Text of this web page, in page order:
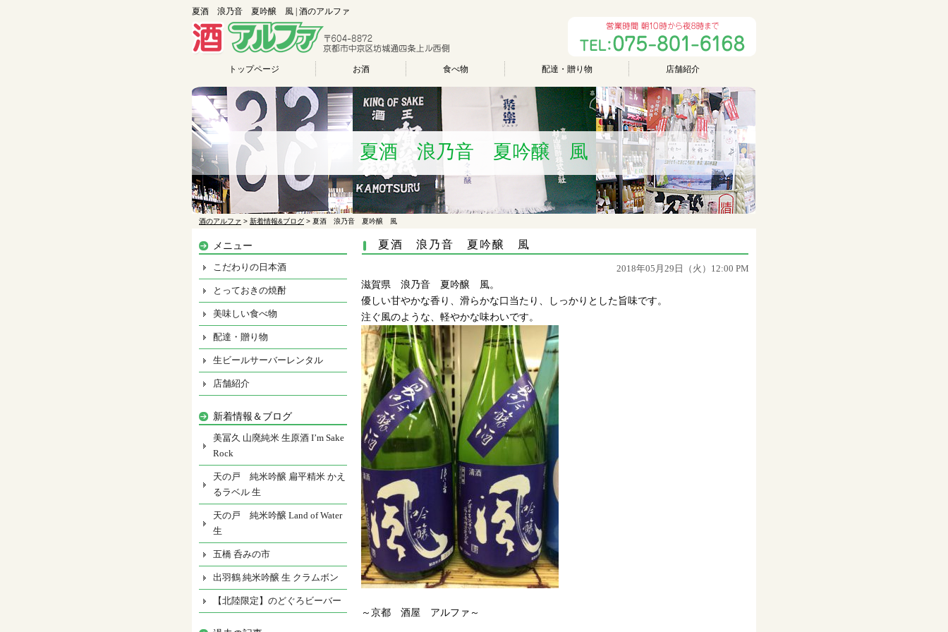
夏酒 浪乃音 夏吟醸 風 | 酒のアルファ
トップページ お酒 食べ物 配達・贈り物 店舗紹介
夏酒 浪乃音 夏吟醸 風
酒のアルファ > 新着情報&ブログ > 夏酒 浪乃音 夏吟醸 風
夏酒 浪乃音 夏吟醸 風
2018年05月29日（火）12:00 PM
滋賀県 浪乃音 夏吟醸 風。
優しい甘やかな香り、滑らかな口当たり、しっかりとした旨味です。
注ぐ風のような、軽やかな味わいです。
～京都 酒屋 アルファ～
メニュー
こだわりの日本酒
とっておきの焼酎
美味しい食べ物
配達・贈り物
生ビールサーバーレンタル
店舗紹介
新着情報＆ブログ
美冨久 山廃純米 生原酒 I’m Sake
Rock
天の戸 純米吟醸 扁平精米 かえ
るラベル 生
天の戸 純米吟醸 Land of Water
生
五橋 呑みの市
出羽鶴 純米吟醸 生 クラムボン
【北陸限定】のどぐろビーバー